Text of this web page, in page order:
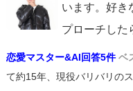
います。好き
プローチした
恋愛マスター&AI回答5件 ベ
て約15年、現役バリバリの